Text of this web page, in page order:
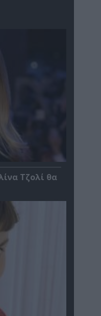
Τζολί θα